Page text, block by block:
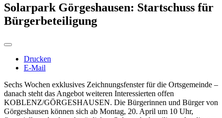
Solarpark Görgeshausen: Startschuss für
Bürgerbeteiligung
Drucken
E-Mail
Sechs Wochen exklusives Zeichnungsfenster für die Ortsgemeinde –
danach steht das Angebot weiteren Interessierten offen
KOBLENZ/GÖRGESHAUSEN. Die Bürgerinnen und Bürger von
Görgeshausen können sich ab Montag, 20. April um 10 Uhr,